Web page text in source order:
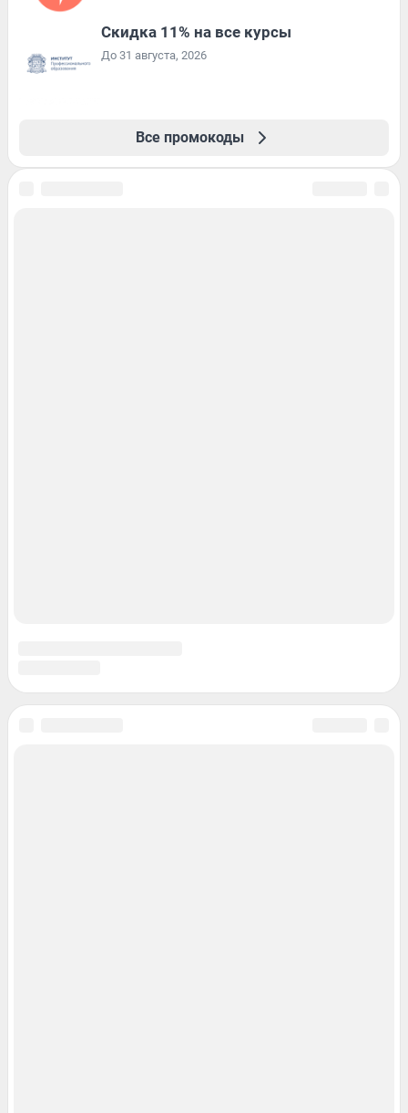
Скидка 11% на все курсы
До 31 августа, 2026
Все промокоды